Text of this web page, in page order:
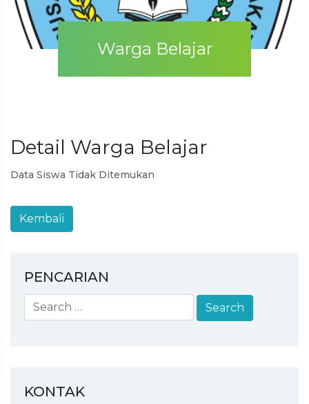
Warga Belajar
Detail Warga Belajar
Data Siswa Tidak Ditemukan
PENCARIAN
KONTAK